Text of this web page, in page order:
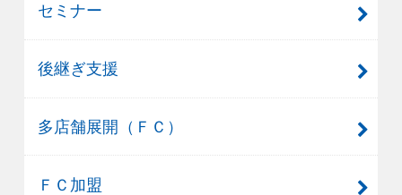
セミナー
後継ぎ支援
多店舗展開（ＦＣ）
ＦＣ加盟